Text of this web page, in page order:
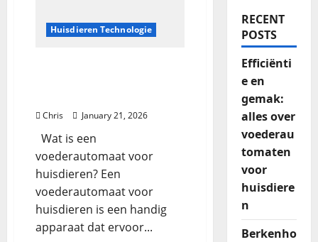
Huisdieren Technologie
Chris January 21, 2026
Wat is een
voederautomaat voor
huisdieren? Een
voederautomaat voor
huisdieren is een handig
apparaat dat ervoor...
RECENT
POSTS
Efficiënti
e en
gemak:
alles over
voederau
tomaten
voor
huisdiere
n
Berkenho